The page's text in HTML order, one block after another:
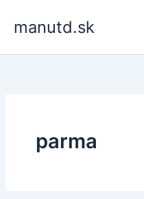
manutd.sk
parma